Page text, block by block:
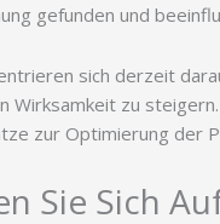
gefunden und
sich derzeit
Wirksamkeit zu
zur Optimierung der
Sie Sich